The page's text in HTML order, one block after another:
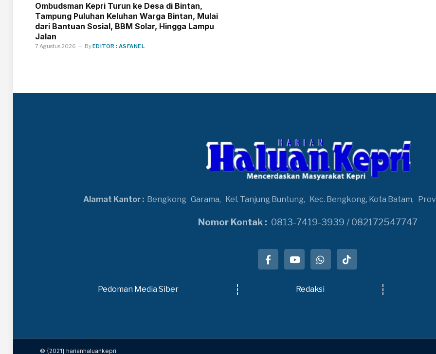
Ombudsman Kepri Turun ke Desa di Bintan,
Tampung Puluhan Keluhan Warga Bintan, Mulai
dari Bantuan Sosial, BBM Solar, Hingga Lampu
Jalan
7 Agustus 2026 ByEDITOR : ASFANEL
Alamat Kantor : Bengkong Garama, Kel. Tanjung Buntung, Kec. Bengkong, Kota Batam,
Nomor Kontak : 0813-7419-3939 / 082172547747
Pedoman Media Siber Redaksi
© {2021} harianhaluankepri.